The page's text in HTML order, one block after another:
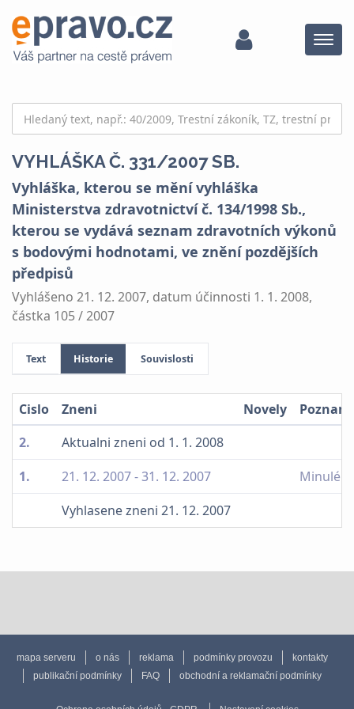
Menu
VYHLÁŠKA Č. 331/2007 SB.
Vyhláška, kterou se mění vyhláška
Ministerstva zdravotnictví č. 134/1998 Sb.,
kterou se vydává seznam zdravotních výkonů
s bodovými hodnotami, ve znění pozdějších
předpisů
Vyhlášeno 21. 12. 2007, datum účinnosti 1. 1. 2008,
částka 105 / 2007
Text Historie Souvislosti
Cislo Zneni Novely
2.
Aktualni zneni od 1. 1. 2008
1.
21. 12. 2007 - 31. 12. 2007
Minulé
Vyhlasene zneni 21. 12. 2007
mapa serveru o nás reklama podmínky provozu
kontakty
publikační podmínky
FAQ obchodní a reklamační podmínky